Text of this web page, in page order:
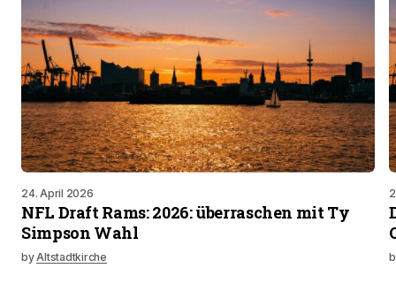
24. April 2026
NFL Draft Rams: 2026: überraschen mit Ty
Simpson Wahl
byAltstadtkirche